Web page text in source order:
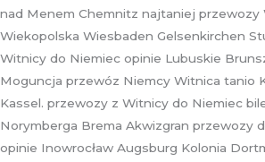
nad Menem Chemnitz najtaniej przewozy
Wiekopolska Wiesbaden Gelsenkirchen
Witnicy do Niemiec opinie Lubuskie
Moguncja przewóz Niemcy Witnica tanio
Kassel. przewozy z Witnicy do Niemiec
Norymberga Brema Akwizgran przewozy
opinie Inowrocław Augsburg Kolonia